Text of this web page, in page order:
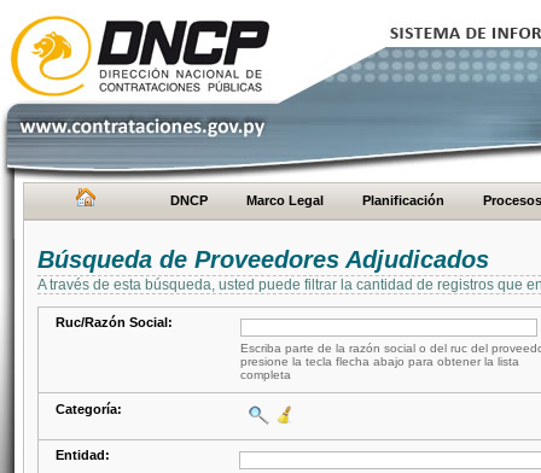
DNCP Marco Legal Planificación Procesos
Búsqueda de Proveedores Adjudicados
A través de esta búsqueda, usted puede filtrar la cantidad de registros que
Ruc/Razón Social:
Escriba parte de la razón social o del ruc del
presione la tecla flecha abajo para obtener la lista
completa
Categoría:
Entidad: